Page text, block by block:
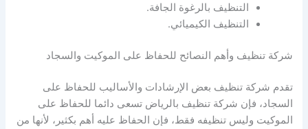
التنظيف بالرغوة الجافة.
التنظيف الكيميائي.
شركة تنظيف وأهم النصائح للحفاظ على الموكيت والسجاد
تقدم شركة تنظيف بعض الإرشادات والأساليب للحفاظ على
السجاد، فإن شركة تنظيف بالرياض تسعى دائما للحفاظ على
الموكيت وليس تنظيفه فقط، فإن الحفاظ عليه أهم بكثير، لأنها من